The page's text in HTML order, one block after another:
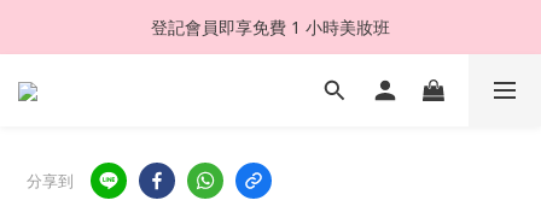
登記會員即享免費 1 小時美妝班
分享到